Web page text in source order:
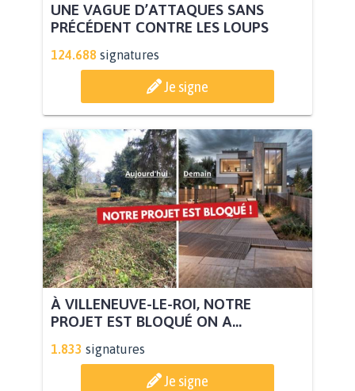
UNE VAGUE D’ATTAQUES SANS
PRÉCÉDENT CONTRE LES LOUPS
124.688 signatures
Je signe
À VILLENEUVE-LE-ROI, NOTRE
PROJET EST BLOQUÉ ON A...
1.833 signatures
Je signe